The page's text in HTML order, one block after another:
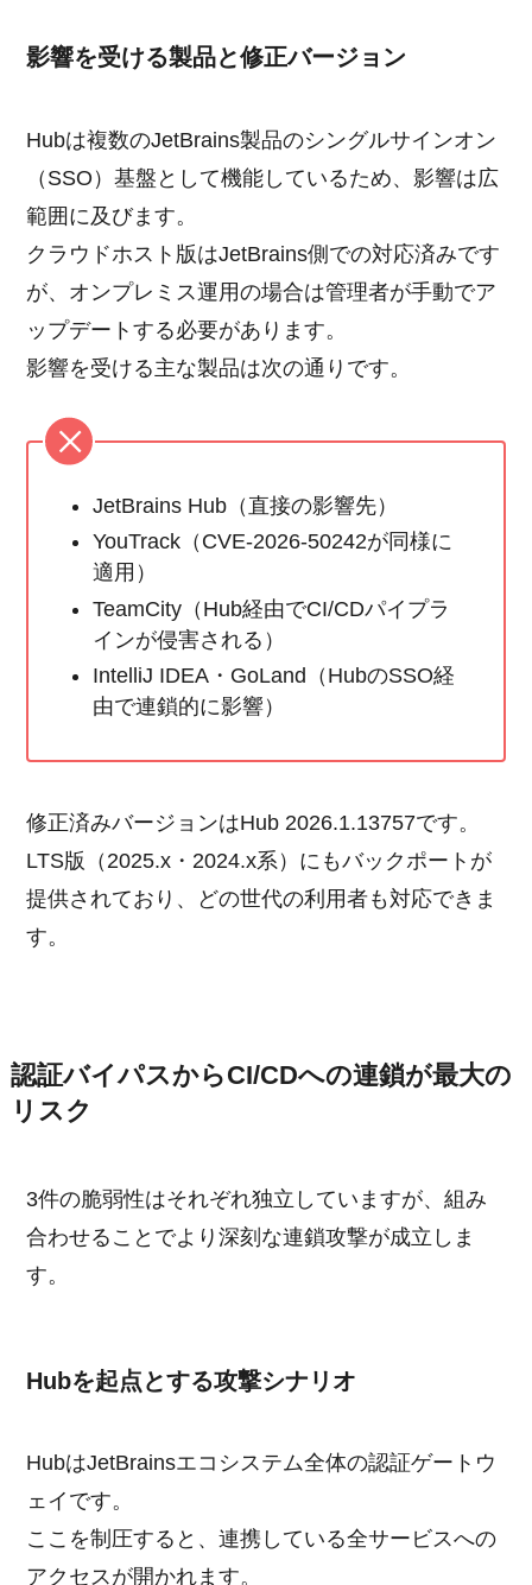
影響を受ける製品と修正バージョン
Hubは複数のJetBrains製品のシングルサインオン
（SSO）基盤として機能しているため、影響は広
範囲に及びます。
クラウドホスト版はJetBrains側での対応済みです
が、オンプレミス運用の場合は管理者が手動でア
ップデートする必要があります。
影響を受ける主な製品は次の通りです。
JetBrains Hub（直接の影響先）
YouTrack（CVE-2026-50242が同様に
適用）
TeamCity（Hub経由でCI/CDパイプラ
インが侵害される）
IntelliJ IDEA・GoLand（HubのSSO経
由で連鎖的に影響）
修正済みバージョンはHub 2026.1.13757です。
LTS版（2025.x・2024.x系）にもバックポートが
提供されており、どの世代の利用者も対応できま
す。
認証バイパスからCI/CDへの連鎖が最大の
リスク
3件の脆弱性はそれぞれ独立していますが、組み
合わせることでより深刻な連鎖攻撃が成立しま
す。
Hubを起点とする攻撃シナリオ
HubはJetBrainsエコシステム全体の認証ゲートウ
ェイです。
ここを制圧すると、連携している全サービスへの
アクセスが開かれます。